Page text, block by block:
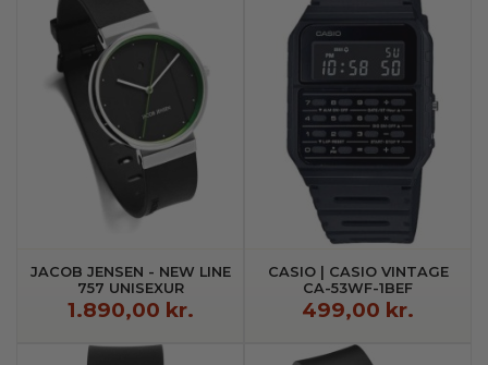
JACOB JENSEN - NEW LINE
757 UNISEXUR
1.890,00 kr.
CASIO | CASIO VINTAGE
CA-53WF-1BEF
499,00 kr.